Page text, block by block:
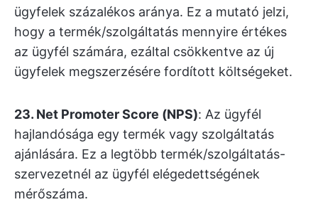
ügyfelek százalékos aránya. Ez a mutató jelzi,
hogy a termék/szolgáltatás mennyire értékes
az ügyfél számára, ezáltal csökkentve az új
ügyfelek megszerzésére fordított költségeket.
23. Net Promoter Score (NPS): Az ügyfél
hajlandósága egy termék vagy szolgáltatás
ajánlására. Ez a legtöbb termék/szolgáltatás-
szervezetnél az ügyfél elégedettségének
mérőszáma.